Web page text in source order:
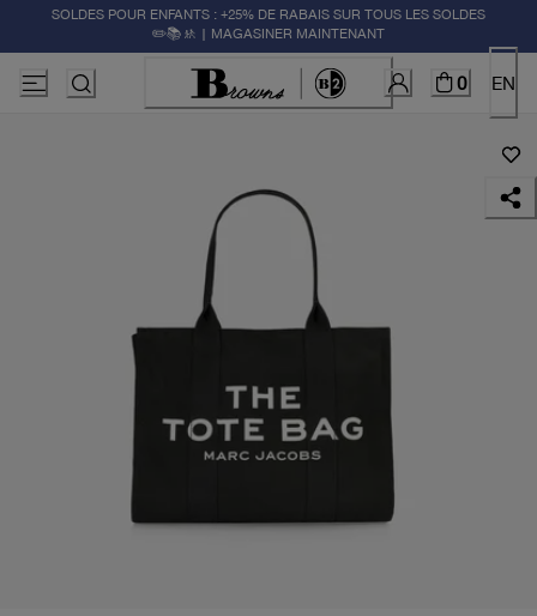
SOLDES POUR ENFANTS : +25% DE RABAIS SUR TOUS LES SOLDES
✏️📚🚸 | MAGASINER MAINTENANT
0 EN